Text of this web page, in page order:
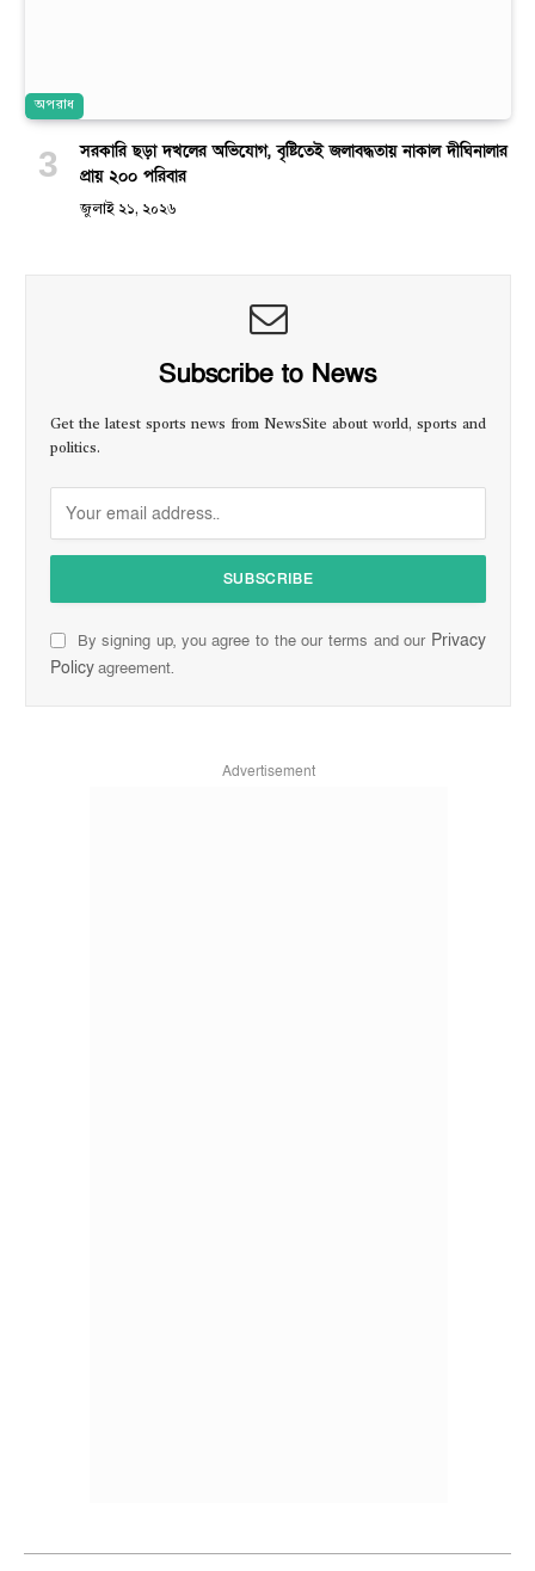
অপরাধ
সরকারি ছড়া দখলের অভিযোগ, বৃষ্টিতেই জলাবদ্ধতায় নাকাল দীঘিনালার
প্রায় ২০০ পরিবার
জুলাই ২১, ২০২৬
Subscribe to News
Get the latest sports news from NewsSite about world, sports and
politics.
By signing up, you agree to the our terms and our Privacy
Policyagreement.
Advertisement